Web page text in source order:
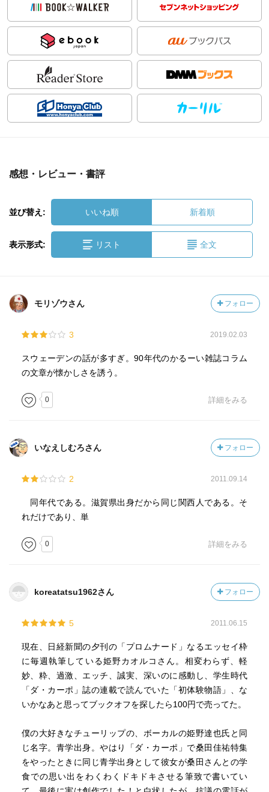
感想・レビュー・書評
並び替え: いいね順 新着順
表示形式: リスト 全文
モリゾウさん フォロー
3 2019.02.03
スウェーデンの話が多すぎ。90年代のかるーい雑誌コラム
の文章が懐かしさを誘う。
0 詳細をみる
いなえしむろさん フォロー
2 2011.09.14
同年代である。滋賀県出身だから同じ関西人である。そ
れだけであり、単
0 詳細をみる
koreatatsu1962さん フォロー
5 2011.06.15
現在、日経新聞の夕刊の「プロムナード」なるエッセイ枠
に毎週執筆している姫野カオルコさん。相変わらず、軽
妙、粋、過激、エッチ、誠実、深いのに感動し、学生時代
「ダ・カーポ」誌の連載で読んでいた「初体験物語」、な
いかなあと思ってブックオフを探したら100円で売ってた。
僕の大好きなチューリップの、ボーカルの姫野達也氏と同
じ名字。青学出身。やはり「ダ・カーポ」で桑田佳祐特集
をやったときに同じ青学出身として彼女が桑田さんとの学
食での思い出をわくわくドキドキさせる筆致で書いてい